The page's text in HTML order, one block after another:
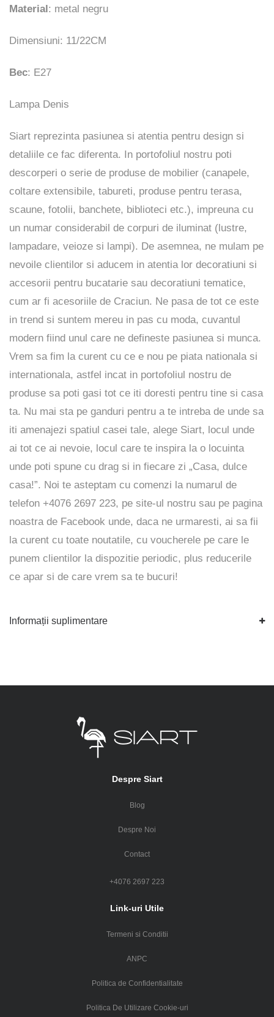
Material: metal negru
Dimensiuni: 11/22CM
Bec: E27
Lampa Denis
Siart reprezinta pasiunea si atentia pentru design si
detaliile ce fac diferenta. In portofoliul nostru poti
descorperi o serie de produse de mobilier (canapele,
coltare extensibile, tabureti, produse pentru terasa,
scaune, fotolii, banchete, biblioteci etc.), impreuna cu
un numar considerabil de corpuri de iluminat (lustre,
lampadare, veioze si lampi). De asemnea, ne mulam pe
nevoile clientilor si aducem in atentia lor decoratiuni si
accesorii pentru bucatarie sau decoratiuni tematice,
cum ar fi acesoriile de Craciun. Ne pasa de tot ce este
in trend si suntem mereu in pas cu moda, cuvantul
modern fiind unul care ne defineste pasiunea si munca.
Vrem sa fim la curent cu ce e nou pe piata nationala si
internationala, astfel incat in portofoliul nostru de
produse sa poti gasi tot ce iti doresti pentru tine si casa
ta. Nu mai sta pe ganduri pentru a te intreba de unde sa
iti amenajezi spatiul casei tale, alege Siart, locul unde
ai tot ce ai nevoie, locul care te inspira la o locuinta
unde poti spune cu drag si in fiecare zi „Casa, dulce
casa!”. Noi te asteptam cu comenzi la numarul de
telefon +4076 2697 223, pe site-ul nostru sau pe pagina
noastra de Facebook unde, daca ne urmaresti, ai sa fii
la curent cu toate noutatile, cu voucherele pe care le
punem clientilor la dispozitie periodic, plus reducerile
ce apar si de care vrem sa te bucuri!
Informații suplimentare
Despre Siart
Blog
Despre Noi
Contact
+4076 2697 223
Link-uri Utile
Termeni si Conditii
ANPC
Politica de Confidentialitate
Politica De Utilizare Cookie-uri